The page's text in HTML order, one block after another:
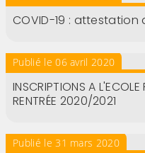
COVID-19 :
Publié le 06 avril 2020
INSCRIPTIONS A L'ECOLE
RENTRÉE 2020/2021
Publié le 31 mars 2020